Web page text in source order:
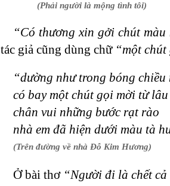
(Phải người là mộng tình tôi)
“Có thương xin gởi chút màu
tác giả cũng dùng chữ “một
“dường như trong bóng
có bay một chút gọi mời từ lâu
chân vui những bước rạt rào
nhà em đã hiện dưới màu tà
(Trên đường về nhà Đỗ Kim Hương)
Ở bài thơ “Người đi là chết